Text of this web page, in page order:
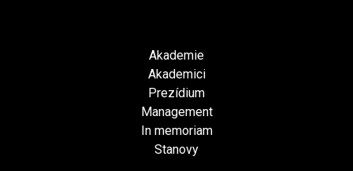
Akademie
Akademici
Prezídium
Management
In memoriam
Stanovy